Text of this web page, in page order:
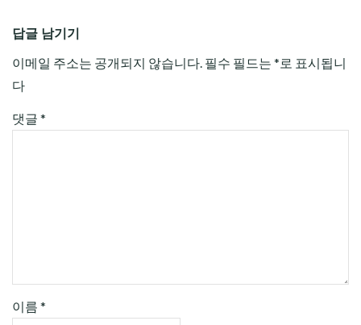
답글 남기기
이메일 주소는 공개되지 않습니다. 필수 필드는 * 로 표시됩니
다
댓글 *
이름 *